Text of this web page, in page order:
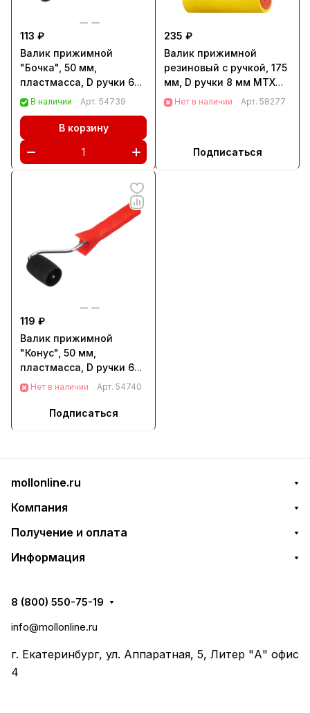
113 ₽
Валик прижимной
"Бочка", 50 мм,
пластмасса, D ручки 6
мм MTX (80636)
В наличии Арт. 54739
В корзину
235 ₽
Валик прижимной
резиновый с ручкой, 175
мм, D ручки 8 мм MTX
(81030)
Нет в наличии Арт. 58277
Подписаться
119 ₽
Валик прижимной
"Конус", 50 мм,
пластмасса, D ручки 6
мм MTX (80637)
Нет в наличии Арт. 54740
Подписаться
mollonline.ru
Компания
Получение и оплата
Информация
8 (800) 550-75-19
info@mollonline.ru
г. Екатеринбург, ул. Аппаратная, 5, Литер "А" офис
4